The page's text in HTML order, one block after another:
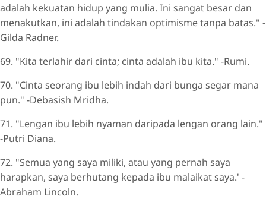
adalah kekuatan hidup yang mulia. Ini sangat besar dan
menakutkan, ini adalah tindakan optimisme tanpa batas." -
Gilda Radner.
69. "Kita terlahir dari cinta; cinta adalah ibu kita." -Rumi.
70. "Cinta seorang ibu lebih indah dari bunga segar mana
pun." -Debasish Mridha.
71. "Lengan ibu lebih nyaman daripada lengan orang lain."
-Putri Diana.
72. "Semua yang saya miliki, atau yang pernah saya
harapkan, saya berhutang kepada ibu malaikat saya.' -
Abraham Lincoln.